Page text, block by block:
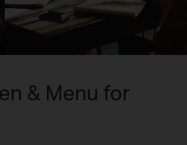
& Menu for